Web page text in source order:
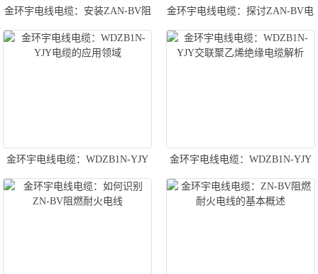
金环宇电线电缆：安装ZAN-BV阻
燃耐火电线的规范与技巧全解析
金环宇电线电缆：探讨ZAN-BV电
线的优势
金环宇电线电缆：WDZB1N-YJY
电缆的应用领域
金环宇电线电缆：WDZB1N-YJY
交联聚乙烯绝缘电缆解析